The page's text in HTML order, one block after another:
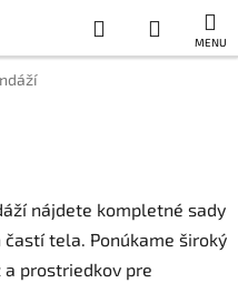
Hľadať
KOŠÍK
nájdete kompletné sady
tela. Ponúkame široký
prostriedkov pre